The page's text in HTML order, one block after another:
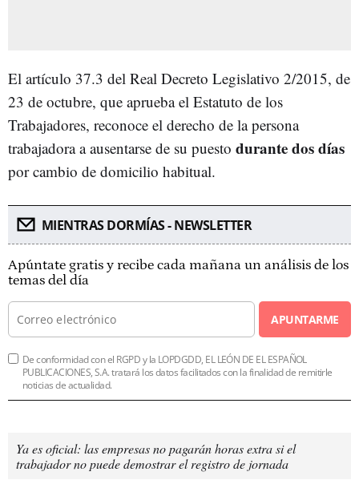
El artículo 37.3 del Real Decreto Legislativo 2/2015, de
23 de octubre, que aprueba el Estatuto de los
Trabajadores, reconoce el derecho de la persona
trabajadora a ausentarse de su puesto durante dos días
por cambio de domicilio habitual.
MIENTRAS DORMÍAS - NEWSLETTER
Apúntate gratis y recibe cada mañana un análisis de los
temas del día
APUNTARME
De conformidad con el RGPD y la LOPDGDD, EL LEÓN DE EL ESPAÑOL
PUBLICACIONES, S.A. tratará los datos facilitados con la finalidad de remitirle
noticias de actualidad.
Ya es oficial: las empresas no pagarán horas extra si el
trabajador no puede demostrar el registro de jornada